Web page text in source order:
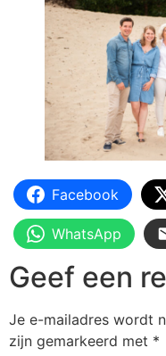
Facebook
WhatsApp
Geef een
Je e-mailadres wordt
zijn gemarkeerd met *